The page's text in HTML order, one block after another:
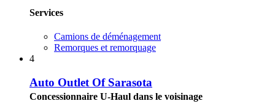
Services
Camions de déménagement
Remorques et remorquage
4
Auto Outlet Of Sarasota
Concessionnaire U-Haul dans le voisinage